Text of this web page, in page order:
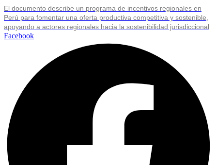
El documento describe un programa de incentivos regionales en
Perú para fomentar una oferta productiva competitiva y sostenible,
apoyando a actores regionales hacia la sostenibilidad jurisdiccional
Facebook